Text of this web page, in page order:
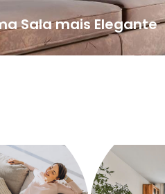
Sala mais Elegante